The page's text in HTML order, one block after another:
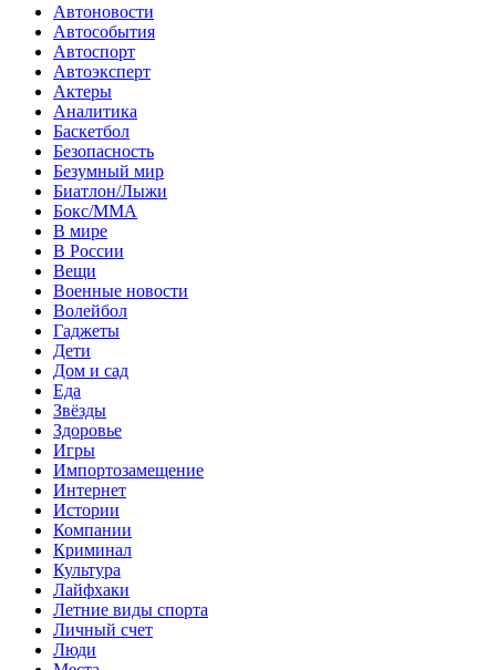
Автоновости
Автособытия
Автоспорт
Автоэксперт
Актеры
Аналитика
Баскетбол
Безопасность
Безумный мир
Биатлон/Лыжи
Бокс/MMA
В мире
В России
Вещи
Военные новости
Волейбол
Гаджеты
Дети
Дом и сад
Еда
Звёзды
Здоровье
Игры
Импортозамещение
Интернет
Истории
Компании
Криминал
Культура
Лайфхаки
Летние виды спорта
Личный счет
Люди